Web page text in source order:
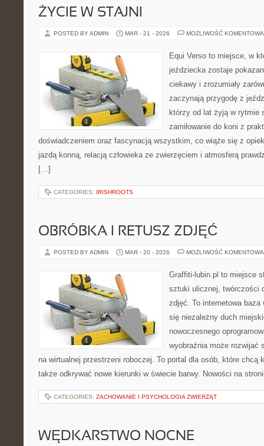
ŻYCIE W STAJNI
POSTED BY ADMIN MAR - 21 - 2026 MOŻLIWOŚĆ
Equi Verso to miejsce, w
jeździecka zostaje
ciekawy i zrozumiały
zaczynają przygodę z
którzy od lat żyją w rytmie
zamiłowanie do koni z
doświadczeniem oraz fascynacją wszystkim, co wiąże się z
jazdą konną, relacją człowieka ze zwierzęciem i atmosferą
[…]
CATEGORIES: IRISHROOTS
OBRÓBKA I RETUSZ ZDJĘĆ
POSTED BY ADMIN MAR - 20 - 2026 MOŻLIWOŚĆ
Graffiti-lubin.pl to miejsce
sztuki ulicznej, twórczości
zdjęć. To internetowa
się niezależny duch
nowoczesnego
wyobraźnia może rozwijać
na wirtualnej przestrzeni roboczej. To portal dla osób, które chcą
także odkrywać nowe kierunki w świecie barwy. Nowości na
CATEGORIES: ZACHOWANIE I PSYCHOLOGIA ZWIERZĄT
WĘDKARSTWO NOCNE